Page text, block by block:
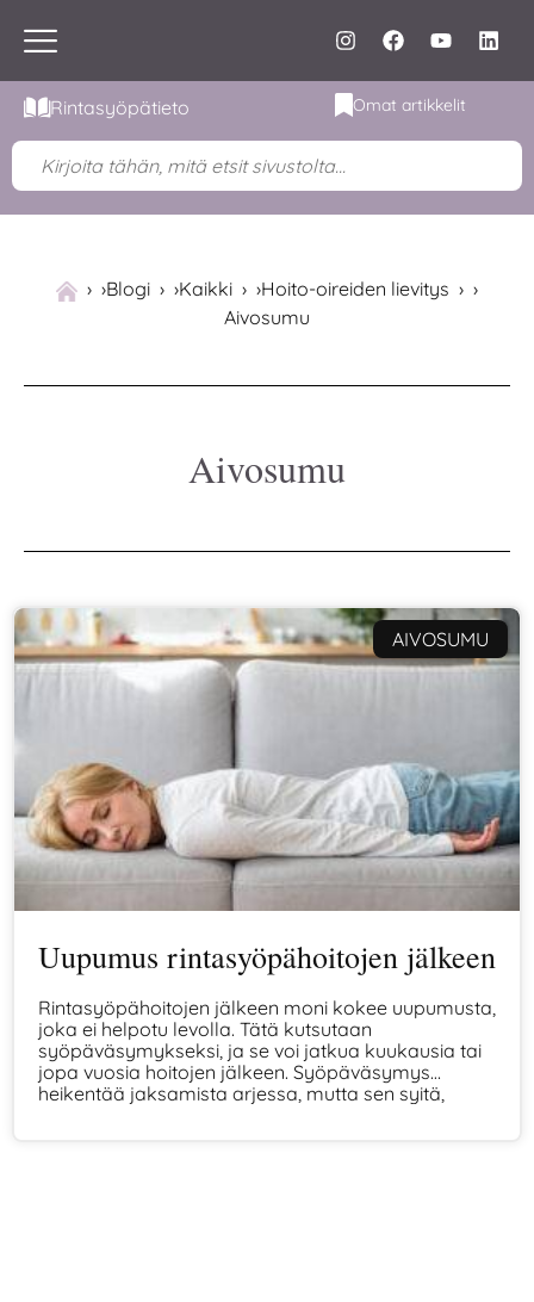
Rintasyöpätieto Omat artikkelit
›Blogi ›Kaikki ›Hoito-oireiden lievitys
›
Aivosumu
Aivosumu
AIVOSUMU
Uupumus rintasyöpähoitojen jälkeen
Rintasyöpähoitojen jälkeen moni kokee uupumusta,
joka ei helpotu levolla. Tätä kutsutaan
syöpäväsymykseksi, ja se voi jatkua kuukausia tai
jopa vuosia hoitojen jälkeen. Syöpäväsymys
heikentää jaksamista arjessa, mutta sen syitä,